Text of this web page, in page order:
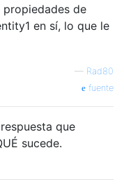
de
en sí, lo que le
— Rad80
fuente
que
sucede.